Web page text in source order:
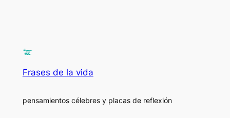
Frases de la vida
pensamientos célebres y placas de reflexión